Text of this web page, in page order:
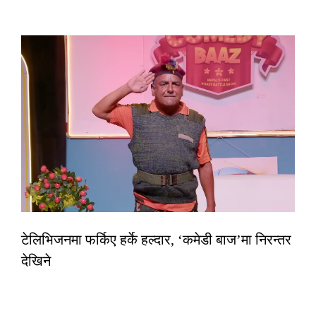
टेलिभिजनमा फर्किए हर्के हल्दार, ‘कमेडी बाज’मा निरन्तर
देखिने